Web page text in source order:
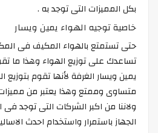
بكل المميزات التى توجد به .
خاصية توجيه الهواء يمين ويسار
حتى تستمتع بالهواء المكيف فى
تساعدك على توزيع الهواء وهذا ما
يمين ويسار الغرفة لأنها تقوم
متساوى وممتع وهذا يعتبر من
ولاننا من اكبر الشركات التى توجد
الجهاز باستمرار واستخدام احدث